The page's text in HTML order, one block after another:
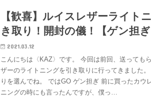
【歓喜】ルイスレザーライト
き取り！開封の儀！【ゲン担ぎ
2021.03.12
こんにちは〈KAZ〉です。 今回は前回、送っても
ザーのライトニングを引き取りに行ってきました
りを選んでね。 ではGO ゲン担ぎ 前に買ったカウ
ニングの時にも言ったんですが、僕っ…